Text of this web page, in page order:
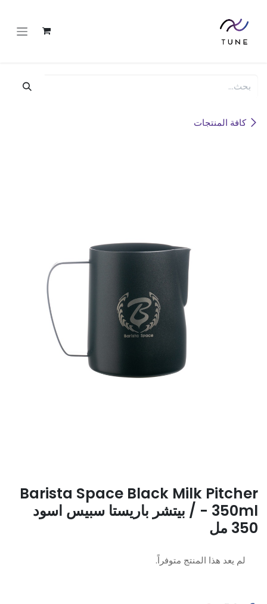
كافة المنتجات
Barista Space Black Milk Pitcher
- 350ml / بيتشر باريستا سبيس اسود
350 مل
لم يعد هذا المنتج متوفراً.